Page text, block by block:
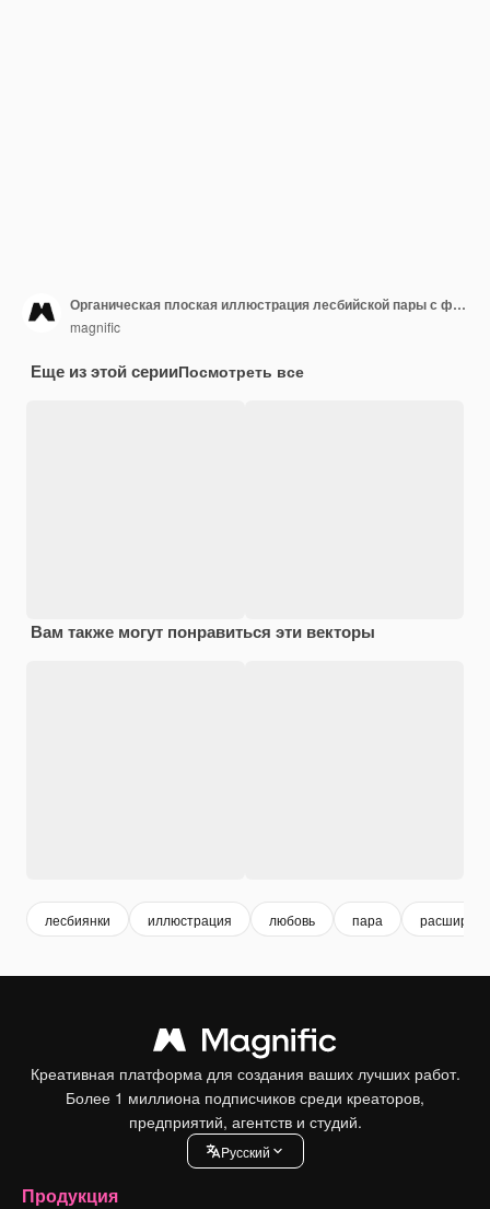
Органическая плоская иллюстрация лесбийской пары с флагом лгбт
magnific
Еще из этой серииПосмотреть все
Вам также могут понравиться эти векторы
лесбиянки иллюстрация любовь пара
Креативная платформа для создания ваших лучших работ.
Более 1 миллиона подписчиков среди креаторов,
предприятий, агентств и студий.
Pусский
Продукция